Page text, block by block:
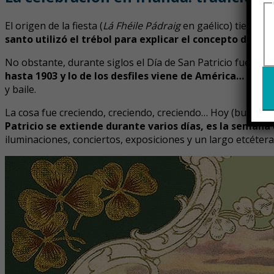
El origen de la fiesta (Lá Fhéile Pádraigen gaélico) tiene su
santo utilizó el trébol para explicar el concepto de la
No obstante, durante siglos el Día de San Patricio fue
hasta 1903 y lo de los desfiles viene de América… La
y baile.
La cosa fue creciendo, creciendo, creciendo… Hoy
Patricio se extiende durante varios días, es la
iluminaciones, conciertos, exposiciones y un largo